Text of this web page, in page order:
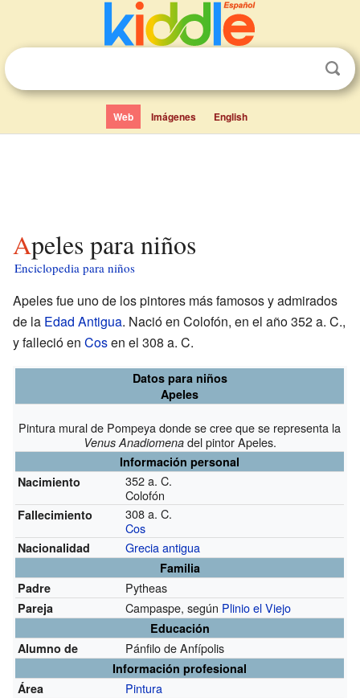
Web Imágenes English
Apeles para niños
Enciclopedia para niños
Apeles fue uno de los pintores más famosos y admirados
de la Edad Antigua. Nació en Colofón, en el año 352 a. C.,
y falleció en Cosen el 308 a. C.
Datos para niños
Apeles
Pintura mural de Pompeya donde se cree que se representa la
Venus Anadiomenadel pintor Apeles.
Información personal
Nacimiento
352 a. C.
Colofón
Fallecimiento
308 a. C.
Cos
Nacionalidad Grecia antigua
Familia
Padre
Pytheas
Pareja Campaspe, según Plinio el Viejo
Educación
Alumno de
Pánfilo de Anfípolis
Información profesional
Área
Pintura